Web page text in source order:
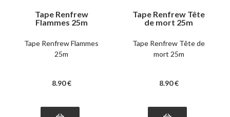
Tape Renfrew
Flammes 25m
Tape Renfrew Flammes
25m
8.90 €
Tape Renfrew Tête
de mort 25m
Tape Renfrew Tête de
mort 25m
8.90 €